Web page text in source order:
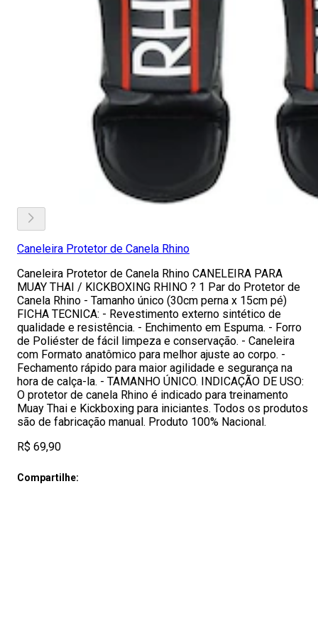
Caneleira Protetor de Canela Rhino
Caneleira Protetor de Canela Rhino CANELEIRA PARA
MUAY THAI / KICKBOXING RHINO ? 1 Par do Protetor de
Canela Rhino - Tamanho único (30cm perna x 15cm pé)
FICHA TECNICA: - Revestimento externo sintético de
qualidade e resistência. - Enchimento em Espuma. - Forro
de Poliéster de fácil limpeza e conservação. - Caneleira
com Formato anatômico para melhor ajuste ao corpo. -
Fechamento rápido para maior agilidade e segurança na
hora de calça-la. - TAMANHO ÚNICO. INDICAÇÃO DE USO:
O protetor de canela Rhino é indicado para treinamento
Muay Thai e Kickboxing para iniciantes. Todos os produtos
são de fabricação manual. Produto 100% Nacional.
R$ 69,90
Compartilhe: